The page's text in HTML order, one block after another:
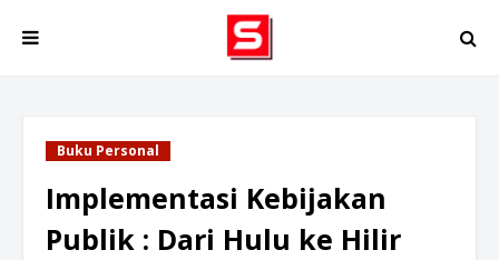
Buku Personal
Implementasi Kebijakan
Publik : Dari Hulu ke Hilir